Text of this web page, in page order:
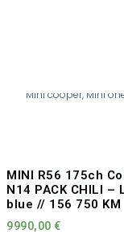
Mini cooper, Mini
MINI R56 175ch
N14 PACK CHILI –
blue // 156 750 KM
9990,00€